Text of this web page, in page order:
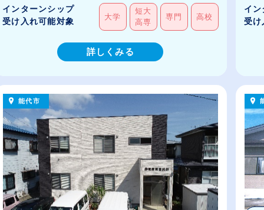
インターンシップ
受け入れ可能対象
大学
短大
高専
専門 高校
詳しくみる
イ
受け
能代市